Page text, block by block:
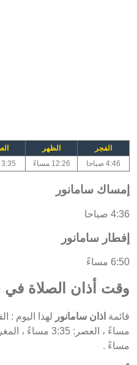
الفجر الظهر
4:46 صباحا
12:26 مساءً 3:35 مساءً
إمساك سامانور
4:36 صباحا
إفطار سامانور
6:50 مساءً
وقت أذان الصلاة في
قائمة اذان سامانور
مساءً .